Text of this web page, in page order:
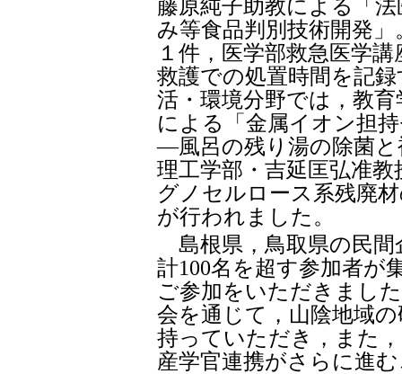
藤原純子助教による「
み等食品判別技術開発
１件，医学部救急医学
救護での処置時間を記
活・環境分野では，教
による「金属イオン担
―風呂の残り湯の除菌
理工学部・吉延匡弘准
グノセルロース系残廃
が行われました。
島根県，鳥取県の民間
計100名を超す参加者が
ご参加をいただきまし
会を通じて，山陰地域
持っていただき，また
産学官連携がさらに進